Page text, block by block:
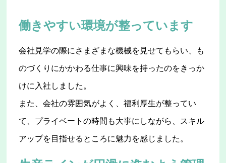
働きやすい環境が整っています
会社見学の際にさまざまな機械を見せてもらい、も
のづくりにかかわる仕事に興味を持ったのをきっか
けに入社しました。
また、会社の雰囲気がよく、福利厚生が整ってい
て、プライベートの時間も大事にしながら、スキル
アップを目指せるところに魅力を感じました。